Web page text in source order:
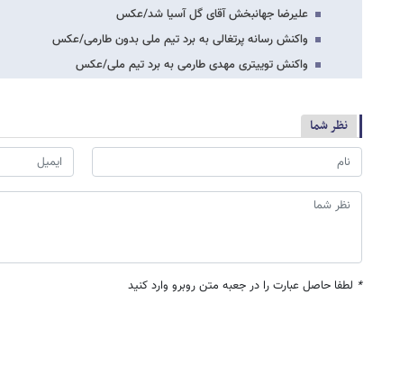
علیرضا جهانبخش آقای گل آسیا شد/عکس
واکنش رسانه پرتغالی به برد تیم ملی بدون طارمی/عکس
واکنش توییتری مهدی طارمی به برد تیم ملی/عکس
نظر شما
* لطفا حاصل عبارت را در جعبه متن روبرو وارد کنید